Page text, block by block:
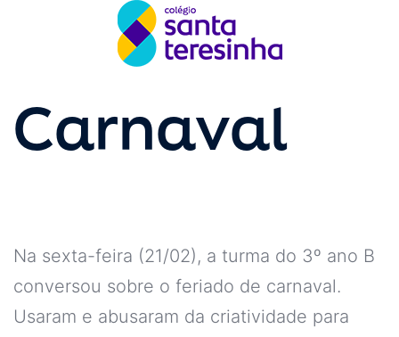
Carnaval
Na sexta-feira (21/02), a turma do 3º ano B
conversou sobre o feriado de carnaval.
Usaram e abusaram da criatividade para